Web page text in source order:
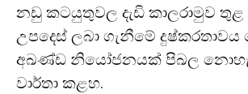
නඩු කටයුතුවල දැඩි කාලරාමුව
උපදෙස් ලබා ගැනීමේ
අඛණ්ඩ නියෝජනයක් පිඛල
වාර්තා කළහ.